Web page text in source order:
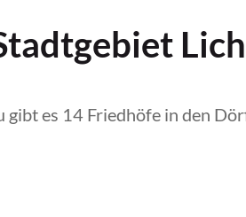
gibt es 14 Friedhöfe in den